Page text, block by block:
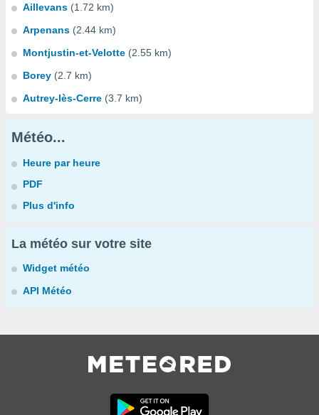
Aillevans (1.72 km)
Arpenans (2.44 km)
Montjustin-et-Velotte (2.55 km)
Borey (2.7 km)
Autrey-lès-Cerre (3.7 km)
Météo...
Heure par heure
PDF
Plus d'info
La météo sur votre site
Widget météo
API Météo